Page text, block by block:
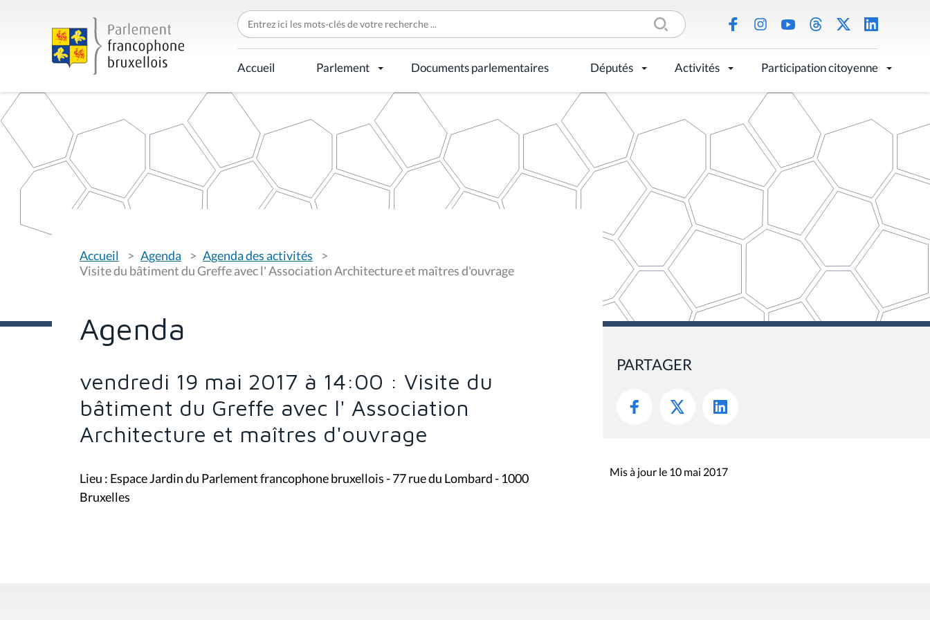
C
h
e
r
c
h
r
p
Accueil Parlement Documents parlementaires Députés Activités Participation citoyenne
o
u
i
:
Accueil Agenda
Agenda des activités
Visite du bâtiment du Greffe avec l' Association Architecture et maîtres d'ouvrage
Agenda
vendredi 19 mai 2017 à 14:00 : Visite du
bâtiment du Greffe avec l' Association
Architecture et maîtres d'ouvrage
Lieu : Espace Jardin du Parlement francophone bruxellois - 77 rue du Lombard - 1000
Bruxelles
PARTAGER
Mis à jour le 10 mai 2017